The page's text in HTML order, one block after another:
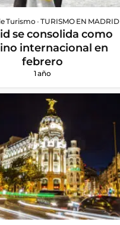
Turismo • TURISMO EN MADRID
se consolida como
internacional en
febrero
1 año